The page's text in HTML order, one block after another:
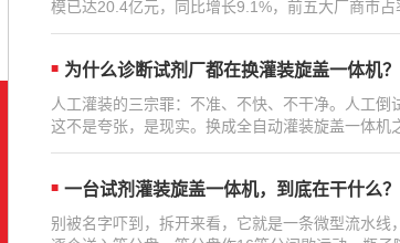
模已达20.4亿元，同比增长9.1%，前五大厂商市
为什么诊断试剂厂都在换灌装旋盖一体机？
人工灌装的三宗罪：不准、不快、不干净。人工
这不是夸张，是现实。换成全自动灌装旋盖一体机
一台试剂灌装旋盖一体机，到底在干什么？
别被名字吓到，拆开来看，它就是一条微型流水